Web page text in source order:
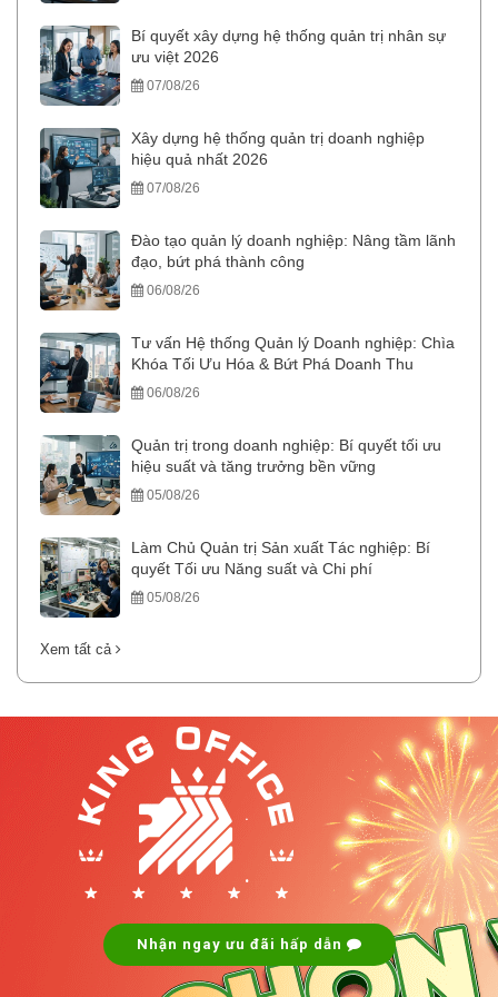
Bí quyết xây dựng hệ thống quản trị nhân sự
ưu việt 2026
07/08/26
Xây dựng hệ thống quản trị doanh nghiệp
hiệu quả nhất 2026
07/08/26
Đào tạo quản lý doanh nghiệp: Nâng tầm lãnh
đạo, bứt phá thành công
06/08/26
Tư vấn Hệ thống Quản lý Doanh nghiệp: Chìa
Khóa Tối Ưu Hóa & Bứt Phá Doanh Thu
06/08/26
Quản trị trong doanh nghiệp: Bí quyết tối ưu
hiệu suất và tăng trưởng bền vững
05/08/26
Làm Chủ Quản trị Sản xuất Tác nghiệp: Bí
quyết Tối ưu Năng suất và Chi phí
05/08/26
Xem tất cả
.
.
Nhận ngay ưu đãi hấp dẫn